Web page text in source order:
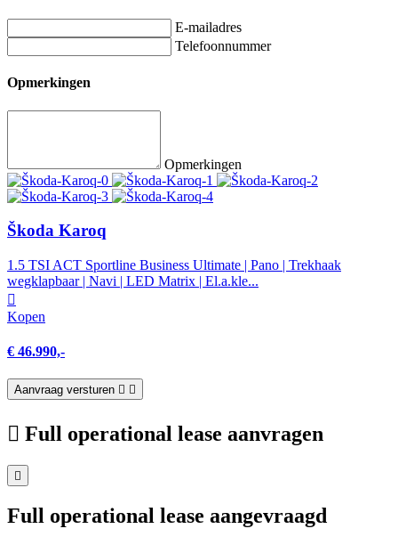
E-mailadres
Telefoonnummer
Opmerkingen
Opmerkingen
Škoda Karoq
1.5 TSI ACT Sportline Business Ultimate | Pano | Trekhaak
wegklapbaar | Navi | LED Matrix | El.a.kle...
Kopen
€ 46.990,-
Aanvraag versturen
Full operational lease aanvragen
Full operational lease aangevraagd